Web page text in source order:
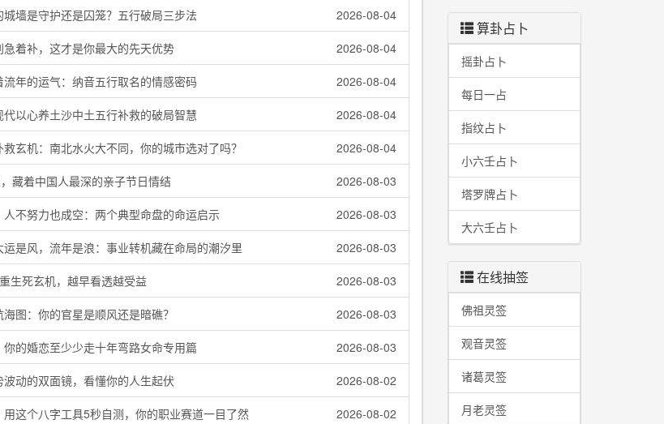
城墙是守护还是囚笼？五行破局三步法 2026-08-04
急着补，这才是你最大的先天优势 2026-08-04
流年的运气：纳音五行取名的情感密码 2026-08-04
代以心养土沙中土五行补救的破局智慧 2026-08-04
玄机：南北水火大不同，你的城市选对了吗？ 2026-08-04
，藏着中国人最深的亲子节日情结 2026-08-03
人不努力也成空：两个典型命盘的命运启示 2026-08-03
运是风，流年是浪：事业转机藏在命局的潮汐里 2026-08-03
生死玄机，越早看透越受益 2026-08-03
图：你的官星是顺风还是暗礁？ 2026-08-03
你的婚恋至少少走十年弯路女命专用篇 2026-08-03
波动的双面镜，看懂你的人生起伏 2026-08-02
用这个八字工具5秒自测，你的职业赛道一目了然 2026-08-02
算卦占卜
摇卦占卜
每日一占
指纹占卜
小六壬占卜
塔罗牌占卜
大六壬占卜
在线抽签
佛祖灵签
观音灵签
诸葛灵签
月老灵签